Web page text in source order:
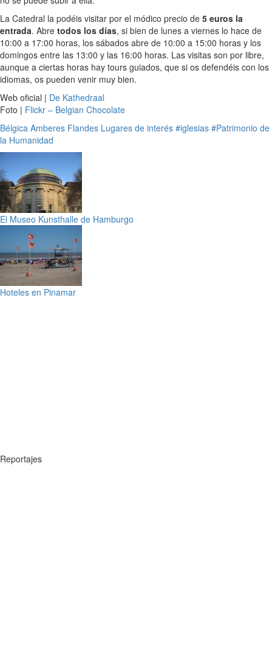
La Catedral la podéis visitar por el módico precio de 5 euros la
entrada. Abre todos los días, si bien de lunes a viernes lo hace de
10:00 a 17:00 horas, los sábados abre de 10:00 a 15:00 horas y los
domingos entre las 13:00 y las 16:00 horas. Las visitas son por libre,
aunque a ciertas horas hay tours guiados, que si os defendéis con los
idiomas, os pueden venir muy bien.
Web oficial | De Kathedraal
Foto | Flickr – Belgian Chocolate
Bélgica Amberes Flandes Lugares de interés #iglesias #Patrimonio de
la Humanidad
El Museo Kunsthalle de Hamburgo
Hoteles en Pinamar
Reportajes